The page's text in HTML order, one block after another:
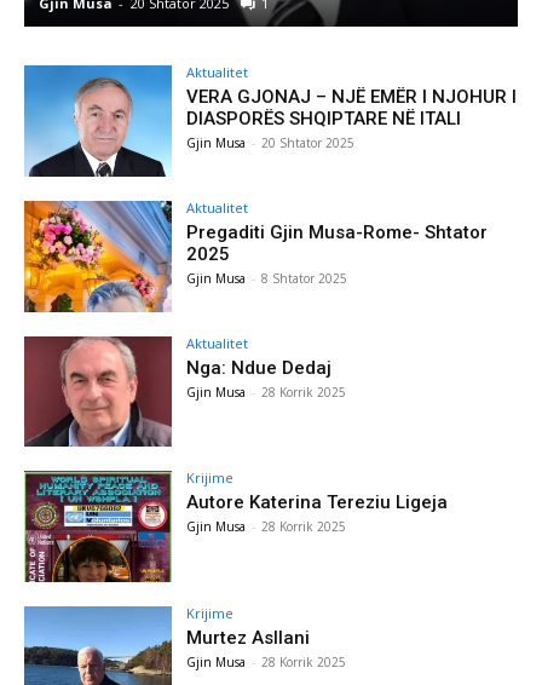
Aktualitet
VERA GJONAJ – NJË EMËR I NJOHUR I
DIASPORËS SHQIPTARE NË ITALI
Gjin Musa - 20 Shtator 2025
Aktualitet
Pregaditi Gjin Musa-Rome- Shtator
2025
Gjin Musa - 8 Shtator 2025
Aktualitet
Nga: Ndue Dedaj
Gjin Musa - 28 Korrik 2025
Krijime
Autore Katerina Tereziu Ligeja
Gjin Musa - 28 Korrik 2025
Krijime
Murtez Asllani
Gjin Musa - 28 Korrik 2025